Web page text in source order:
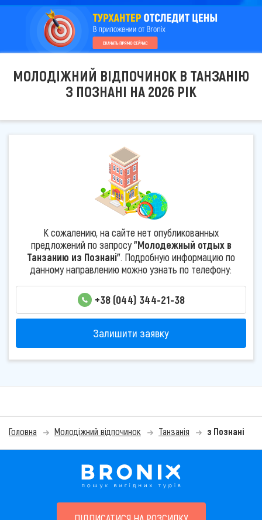
МОЛОДІЖНИЙ ВІДПОЧИНОК В ТАНЗАНІЮ
З ПОЗНАНІ НА 2026 РІК
К сожалению, на сайте нет опубликованных
предложений по запросу"Молодежный отдых в
Танзанию из Познані". Подробную информацию по
данному направлению можно узнать по телефону:
+38 (044) 344-21-38
Залишити заявку
Головна Молодіжний відпочинок Танзанія з Познані